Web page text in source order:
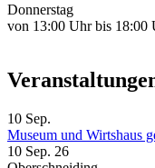
Donnerstag
von 13:00 Uhr bis 18:00
10 Sep.
Museum und Wirtshaus
10 Sep. 26